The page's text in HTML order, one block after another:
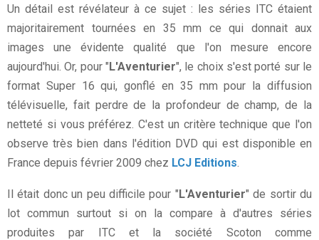
Un détail est révélateur à ce sujet : les séries ITC étaient
majoritairement tournées en 35 mm ce qui donnait aux
images une évidente qualité que l'on mesure encore
aujourd'hui. Or, pour "L'Aventurier", le choix s'est porté sur le
format Super 16 qui, gonflé en 35 mm pour la diffusion
télévisuelle, fait perdre de la profondeur de champ, de la
netteté si vous préférez. C'est un critère technique que l'on
observe très bien dans l'édition DVD qui est disponible en
France depuis février 2009 chez LCJ Editions
Il était donc un peu difficile pour "L'Aventurier" de sortir du
lot commun surtout si on la compare à d'autres séries
produites par ITC et la société Scoton comme